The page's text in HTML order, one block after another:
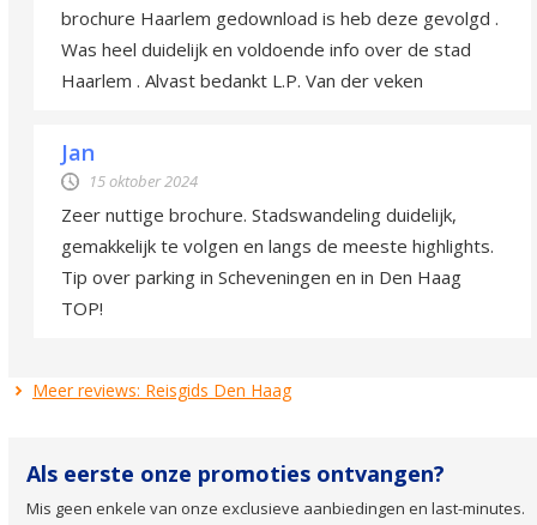
brochure Haarlem gedownload is heb deze gevolgd .
Was heel duidelijk en voldoende info over de stad
Haarlem . Alvast bedankt L.P. Van der veken
Jan
15 oktober 2024
Zeer nuttige brochure. Stadswandeling duidelijk,
gemakkelijk te volgen en langs de meeste highlights.
Tip over parking in Scheveningen en in Den Haag
TOP!
Meer reviews: Reisgids Den Haag
Als eerste onze promoties ontvangen?
Mis geen enkele van onze exclusieve aanbiedingen en last-minutes.